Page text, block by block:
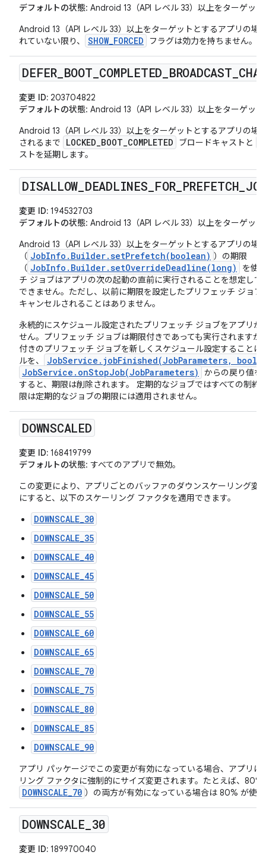
デフォルトの状態: Android 13（API レベル 33）以上をターゲッ
Android 13（API レベル 33）以上をターゲットとするアプリの場
れていない限り、
SHOW_FORCED フラグは効力を持ちません。
DEFER_ BOOT COMPLETED BROADCAST
変更 ID: 203704822
デフォルトの状態: Android 13（API レベル 33）以上をターゲッ
Android 13（API レベル 33）以上をターゲットとするアプリの場
されるまで
LOCKED_BOOT_COMPLETED ブロードキャストと
ストを延期します。
DISALLOW DEADLINES FOR_ PREFETCH
変更 ID: 194532703
デフォルトの状態: Android 13（API レベル 33）以上をターゲッ
Android 13（API レベル 33）以上をターゲットとするアプリの場
（ JobInfo.Builder.setPrefetch(boolean) ）の期限
（ JobInfo.Builder.setOverrideDeadline(long)
を使
チ ジョブはアプリの次の起動の直前に実行されることを想定し
できません。ただし、以前に期限を設定したプリフェッチ ジョ
キャンセルされることはありません。
永続的にスケジュール設定されたプリフェッチ ジョブをアプリ
せん。プリフェッチ ジョブは期限付きであっても実行されます
付きのプリフェッチ ジョブを新しくスケジュール設定すること
ルを、
JobService.jobFinished(JobParameters,
JobService.onStopJob(JobParameters)
からの戻り値
すると、期限は削除されます。 定期的なジョブではすべての制約
限は定期的なジョブの期限には適用されません。
DOWNSCALED
変更 ID: 168419799
デフォルトの状態: すべてのアプリで無効。
この変更により、アプリごとのバッファのダウンスケーリング変
にすると、以下のスケーリング ファクタを適用できます。
DOWNSCALE_30
DOWNSCALE_35
DOWNSCALE_40
DOWNSCALE_45
DOWNSCALE_50
DOWNSCALE_55
DOWNSCALE_60
DOWNSCALE_65
DOWNSCALE_70
DOWNSCALE_75
DOWNSCALE_80
DOWNSCALE_85
DOWNSCALE_90
アプリ パッケージでこの変更が有効になっている場合、アプリ
リング ファクタに強制的にサイズ変更されます。たとえば、
DOWNSCALE_70 ）の両方が有効になっている場合は 80% が使
DOWNSCALE 30
変更 ID: 189970040